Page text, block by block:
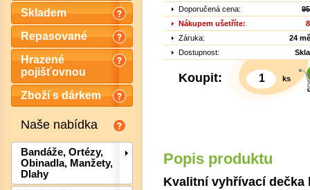
Skladem
Repasované
Hrazené
pojišťovnou
Zboží s dárkem
Naše nabídka
Bandáže, Ortézy,
Obinadla, Manžety,
Dlahy
Doporučená cena:
Nákupem ušetříte:
Záruka:
24
Dostupnost:
Koupit: ks
Popis produktu
Kvalitní vyhřívací dečka